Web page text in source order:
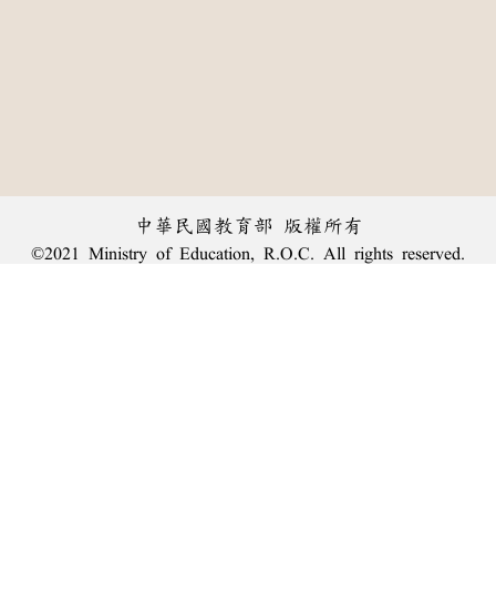
中華民國教育部 版權所有
©2021 Ministry of Education, R.O.C. All rights reserved.